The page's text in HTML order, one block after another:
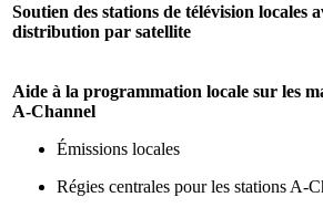
Soutien des stations de télévision locales
distribution par satellite
Aide à la programmation locale sur les
A-Channel
Émissions locales
Régies centrales pour les stations A-